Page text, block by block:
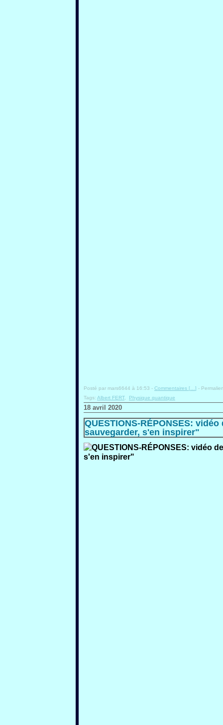
Posté par mars6644 à 16:53 - Commentaires [ ] -
Tags: Albert FERT, Physique quantique
18 avril 2020
QUESTIONS-RÉPONSES:
sauvegarder, s'en inspirer"